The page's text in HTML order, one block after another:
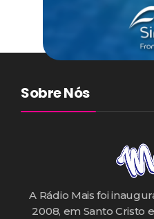
Sobre Nós
A Rádio Mais foi
2008, em Santo Cristo